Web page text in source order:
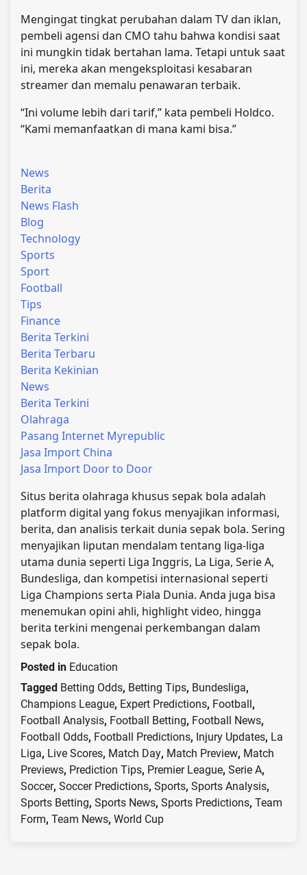
Mengingat tingkat perubahan dalam TV dan iklan,
pembeli agensi dan CMO tahu bahwa kondisi saat
ini mungkin tidak bertahan lama. Tetapi untuk saat
ini, mereka akan mengeksploitasi kesabaran
streamer dan memalu penawaran terbaik.
“Ini volume lebih dari tarif,” kata pembeli Holdco.
“Kami memanfaatkan di mana kami bisa.”
News
Berita
News Flash
Blog
Technology
Sports
Sport
Football
Tips
Finance
Berita Terkini
Berita Terbaru
Berita Kekinian
News
Berita Terkini
Olahraga
Pasang Internet Myrepublic
Jasa Import China
Jasa Import Door to Door
Situs berita olahraga khusus sepak bola adalah
platform digital yang fokus menyajikan informasi,
berita, dan analisis terkait dunia sepak bola. Sering
menyajikan liputan mendalam tentang liga-liga
utama dunia seperti Liga Inggris, La Liga, Serie A,
Bundesliga, dan kompetisi internasional seperti
Liga Champions serta Piala Dunia. Anda juga bisa
menemukan opini ahli, highlight video, hingga
berita terkini mengenai perkembangan dalam
sepak bola.
Posted in Education
Tagged Betting Odds, Betting Tips, Bundesliga,
Champions League, Expert Predictions, Football,
Football Analysis, Football Betting, Football News,
Football Odds, Football Predictions, Injury Updates, La
Liga, Live Scores, Match Day, Match Preview, Match
Previews, Prediction Tips, Premier League, Serie A,
Soccer, Soccer Predictions, Sports, Sports Analysis,
Sports Betting, Sports News, Sports Predictions, Team
Form, Team News, World Cup